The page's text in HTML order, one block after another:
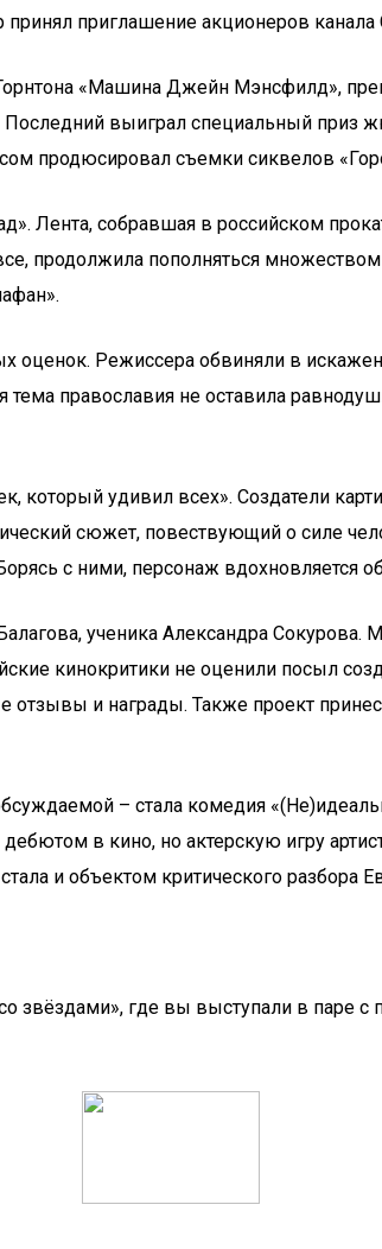
приглашение акционеров канала
«Машина Джейн Мэнсфилд»,
выиграл специальный
продюсировал съемки сиквелов
Лента, собравшая в российском
продолжила пополняться
Режиссера обвиняли в
православия не оставила
который удивил всех». Создатели
сюжет, повествующий о силе
с ними, персонаж вдохновляется
ученика Александра
кинокритики не оценили посыл
и награды. Также проект
– стала комедия
в кино, но актерскую игру
и объектом критического разбора
звёздами», где вы выступали в паре